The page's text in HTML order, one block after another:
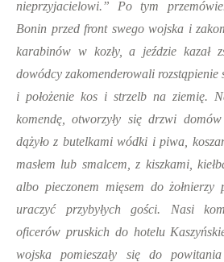
nieprzyjacielowi.” Po tym
Bonin przed front swego wojska i
karabinów w kozły, a jeździe kazał
dowódcy zakomenderowali rozstąpienie
i położenie kos i strzelb na ziemię.
komendę, otworzyły się drzwi
dążyło z butelkami wódki i piwa,
masłem lub smalcem, z kiszkami,
albo pieczonem mięsem do żołnierzy
uraczyć przybyłych gości. Nasi
oficerów pruskich do hotelu
wojska pomieszały się do